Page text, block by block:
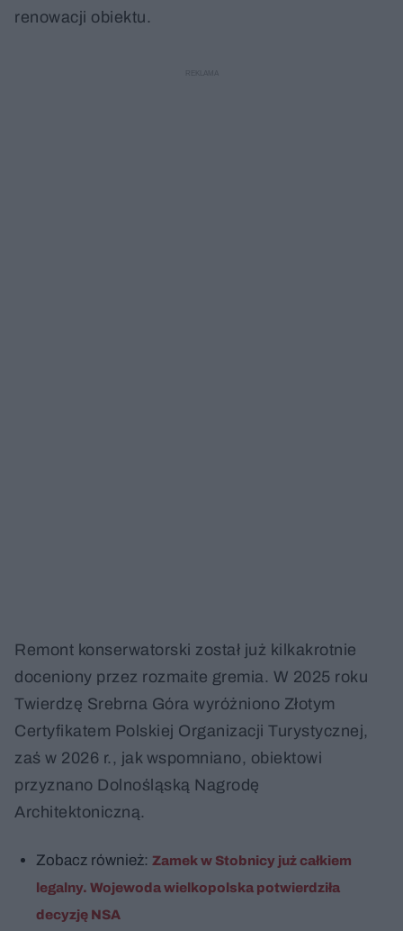
renowacji obiektu.
Remont konserwatorski został już kilkakrotnie
doceniony przez rozmaite gremia. W 2025 roku
Twierdzę Srebrna Góra wyróżniono Złotym
Certyfikatem Polskiej Organizacji Turystycznej,
zaś w 2026 r., jak wspomniano, obiektowi
przyznano Dolnośląską Nagrodę
Architektoniczną.
Zobacz również: Zamek w Stobnicy już całkiem
legalny. Wojewoda wielkopolska potwierdziła
decyzję NSA